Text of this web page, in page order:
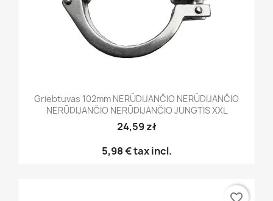
Griebtuvas 102mm NERŪDIJANČIO NERŪDIJANČIO
NERŪDIJANČIO NERŪDIJANČIO JUNGTIS XXL
24,59 zł
5,98 €tax incl.
favorite_border